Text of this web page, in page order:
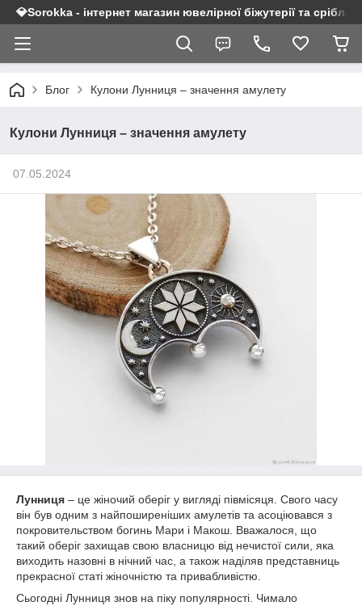
💎Sorokka - інтернет магазин ювелірної біжутерії та срібла
Блог Кулони Лунниця – значення амулету
Кулони Лунниця – значення амулету
07.05.2024
Лунниця – це жіночий оберіг у вигляді півмісяця. Свого часу
він був одним з найпоширеніших амулетів та асоціювався з
покровительством богинь Мари і Макош. Вважалося, що
такий оберіг захищав свою власницю від нечистої сили, яка
виходить назовні в нічний час, а також наділяв представниць
прекрасної статі жіночністю та привабливістю.
Сьогодні Лунниця знов на піку популярності. Чимало